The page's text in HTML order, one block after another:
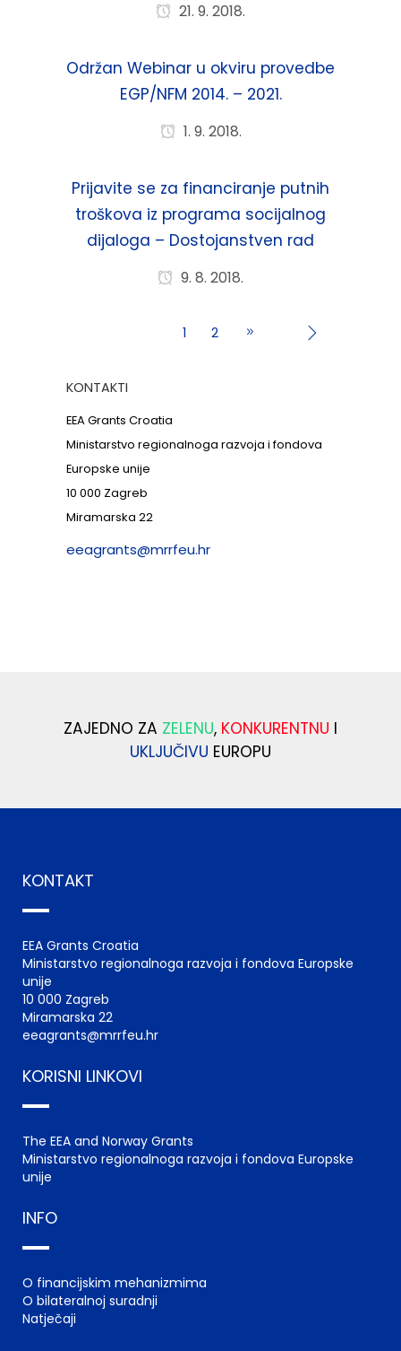
21. 9. 2018.
Održan Webinar u okviru provedbe
EGP/NFM 2014. – 2021.
1. 9. 2018.
Prijavite se za financiranje putnih
troškova iz programa socijalnog
dijaloga – Dostojanstven rad
9. 8. 2018.
1 2
KONTAKTI
EEA Grants Croatia
Ministarstvo regionalnoga razvoja i fondova
Europske unije
10 000 Zagreb
Miramarska 22
eeagrants@mrrfeu.hr
ZAJEDNO ZA ZELENU, KONKURENTNU I
UKLJUČIVU EUROPU
KONTAKT
EEA Grants Croatia
Ministarstvo regionalnoga razvoja i fondova Europske
unije
10 000 Zagreb
Miramarska 22
eeagrants@mrrfeu.hr
KORISNI LINKOVI
The EEA and Norway Grants
Ministarstvo regionalnoga razvoja i fondova Europske
unije
INFO
O financijskim mehanizmima
O bilateralnoj suradnji
Natječaji